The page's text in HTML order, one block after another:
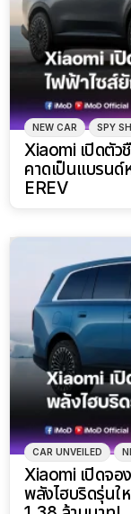
NEW CAR SPY
Xiaomi เปิดตัว
คาดเป็นแบรนด์
EREV
CAR UNVEILED
Xiaomi เปิดจ
พลังไฮบริดรุ่นใ